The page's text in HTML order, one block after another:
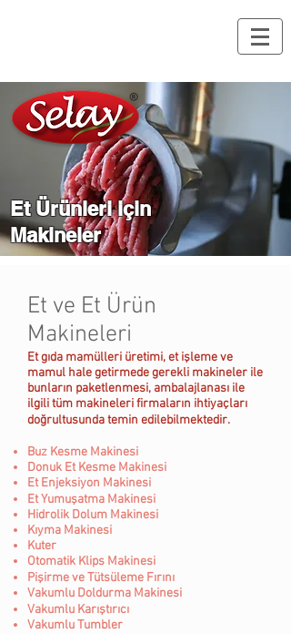
Et Ürünleri için
Makineler
Et ve Et Ürün
Makineleri
Et gıda mamülleri üretimi, et işleme ve
mamul hale getirmede gerekli makineler ile
bunların paketlenmesi, ambalajlanası ile
ilgili tüm makineleri firmaların ihtiyaçları
doğrultusunda temin edilebilmektedir.
Buz Kesme Makinesi
Donuk Et Kesme Makinesi
Et Enjeksiyon Makinesi
Et Yumuşatma Makinesi
Hidrolik Dolum Makinesi
Kıyma Makinesi
Kuter
Otomatik Klips Makinesi
Pişirme ve Tütsüleme Fırını
Vakumlu Doldurma Makinesi
Vakumlu Karıştırıcı
Vakumlu Tumbler